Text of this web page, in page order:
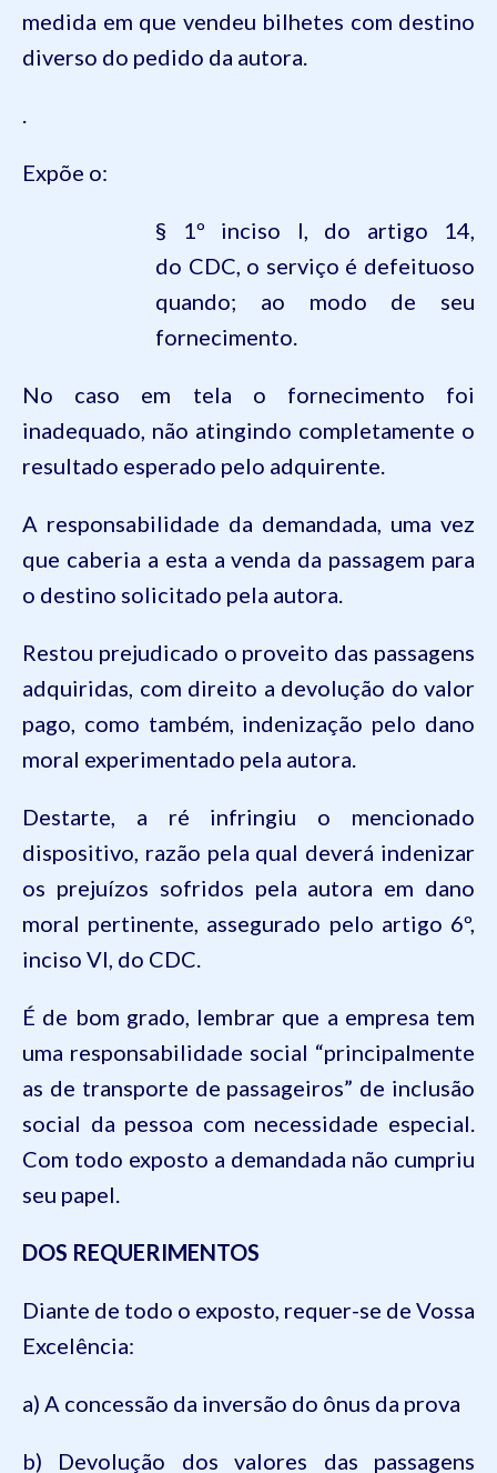
medida em que vendeu bilhetes com destino
diverso do pedido da autora.
.
Expõe o:
§ 1º inciso I, do artigo 14,
do CDC, o serviço é defeituoso
quando; ao modo de seu
fornecimento.
No caso em tela o fornecimento foi
inadequado, não atingindo completamente o
resultado esperado pelo adquirente.
A responsabilidade da demandada, uma vez
que caberia a esta a venda da passagem para
o destino solicitado pela autora.
Restou prejudicado o proveito das passagens
adquiridas, com direito a devolução do valor
pago, como também, indenização pelo dano
moral experimentado pela autora.
Destarte, a ré infringiu o mencionado
dispositivo, razão pela qual deverá indenizar
os prejuízos sofridos pela autora em dano
moral pertinente, assegurado pelo artigo 6º,
inciso VI, do CDC.
É de bom grado, lembrar que a empresa tem
uma responsabilidade social “principalmente
as de transporte de passageiros” de inclusão
social da pessoa com necessidade especial.
Com todo exposto a demandada não cumpriu
seu papel.
DOS REQUERIMENTOS
Diante de todo o exposto, requer-se de Vossa
Excelência:
a) A concessão da inversão do ônus da prova
b) Devolução dos valores das passagens